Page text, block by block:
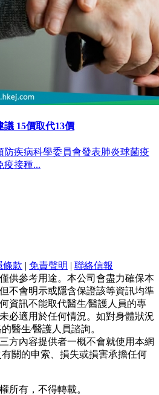
15價取代13價
防疾病科學委員會發表肺炎球菌疫
疫接種...
條款 | 免責聲明 | 聯絡信報
供參考用途。本公司會盡力確保本
不會明示或隱含保證該等資訊均準
資訊不能取代醫生∕醫護人員的專
必適用於任何情況。如對身體狀況
醫生∕醫護人員諮詢。
方內容提供者一概不會就使用本網
關的申索、損失或損害承擔任何
所有，不得轉載。